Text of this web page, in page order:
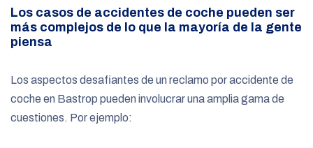
Los casos de accidentes de coche pueden ser
más complejos de lo que la mayoría de la gente
piensa
Los aspectos desafiantes de un reclamo por accidente de
coche en Bastrop pueden involucrar una amplia gama de
cuestiones. Por ejemplo: